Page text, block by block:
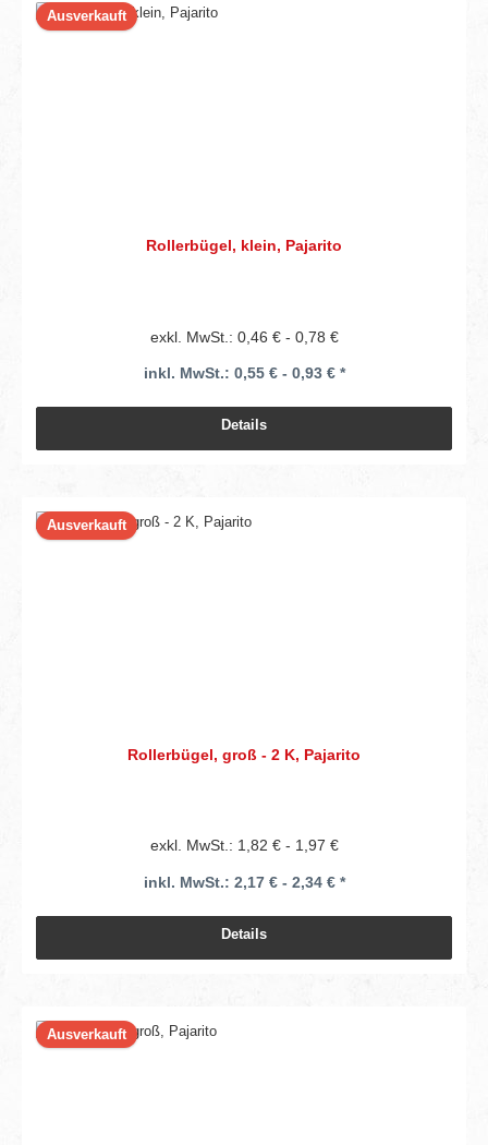
Ausverkauft
Rollerbügel, klein, Pajarito
exkl. MwSt.: 0,46 € - 0,78 €
inkl. MwSt.: 0,55 € - 0,93 € *
Details
Ausverkauft
Rollerbügel, groß - 2 K, Pajarito
exkl. MwSt.: 1,82 € - 1,97 €
inkl. MwSt.: 2,17 € - 2,34 € *
Details
Ausverkauft